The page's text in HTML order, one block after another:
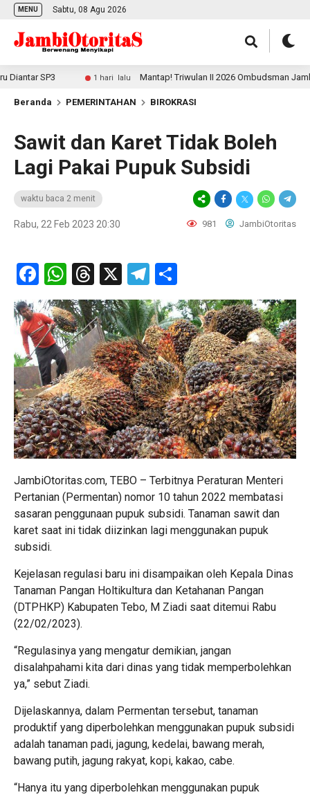
MENU Sabtu, 08 Agu 2026
SP3 1 hari lalu Mantap! Triwulan II 2026 Ombudsman Jambi
Beranda PEMERINTAHAN BIROKRASI
Sawit dan Karet Tidak Boleh
Lagi Pakai Pupuk Subsidi
waktu baca 2 menit
Rabu, 22 Feb 2023 20:30 981 JambiOtoritas
Facebook
WhatsApp
Threads
X Telegram
JambiOtoritas.com, TEBO – Terbitnya Peraturan Menteri
Pertanian (Permentan) nomor 10 tahun 2022 membatasi
sasaran penggunaan pupuk subsidi. Tanaman sawit dan
karet saat ini tidak diizinkan lagi menggunakan pupuk
subsidi.
Kejelasan regulasi baru ini disampaikan oleh Kepala Dinas
Tanaman Pangan Holtikultura dan Ketahanan Pangan
(DTPHKP) Kabupaten Tebo, M Ziadi saat ditemui Rabu
(22/02/2023).
“Regulasinya yang mengatur demikian, jangan
disalahpahami kita dari dinas yang tidak memperbolehkan
ya,” sebut Ziadi.
Dijelaskannya, dalam Permentan tersebut, tanaman
produktif yang diperbolehkan menggunakan pupuk subsidi
adalah tanaman padi, jagung, kedelai, bawang merah,
bawang putih, jagung rakyat, kopi, kakao, cabe.
“Hanya itu yang diperbolehkan menggunakan pupuk